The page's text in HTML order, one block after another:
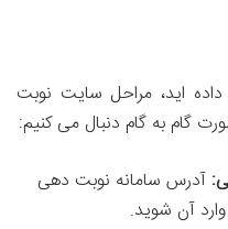
داده اید، مراحل سایت نوبت
گام به گام دنبال می کنیم:
آدرس سامانه نوبت دهی
وارد آن شوید.